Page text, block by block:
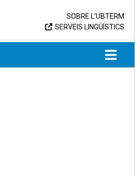
SOBRE L’UBTERM
SERVEIS LINGÜÍSTICS